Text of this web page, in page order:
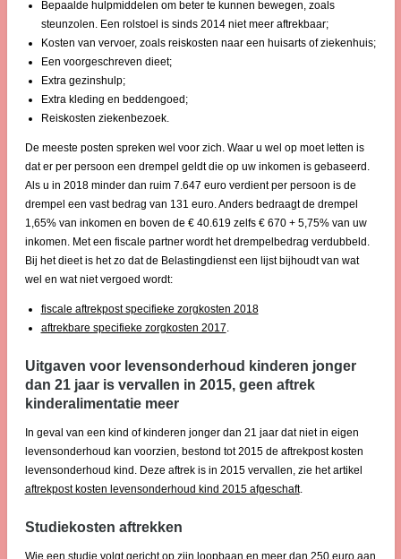
Bepaalde hulpmiddelen om beter te kunnen bewegen, zoals
steunzolen. Een rolstoel is sinds 2014 niet meer aftrekbaar;
Kosten van vervoer, zoals reiskosten naar een huisarts of ziekenhuis;
Een voorgeschreven dieet;
Extra gezinshulp;
Extra kleding en beddengoed;
Reiskosten ziekenbezoek.
De meeste posten spreken wel voor zich. Waar u wel op moet letten is
dat er per persoon een drempel geldt die op uw inkomen is gebaseerd.
Als u in 2018 minder dan ruim 7.647 euro verdient per persoon is de
drempel een vast bedrag van 131 euro. Anders bedraagt de drempel
1,65% van inkomen en boven de € 40.619 zelfs € 670 + 5,75% van uw
inkomen. Met een fiscale partner wordt het drempelbedrag verdubbeld.
Bij het dieet is het zo dat de Belastingdienst een lijst bijhoudt van wat
wel en wat niet vergoed wordt:
fiscale aftrekpost specifieke zorgkosten 2018
aftrekbare specifieke zorgkosten 2017.
Uitgaven voor levensonderhoud kinderen jonger
dan 21 jaar is vervallen in 2015, geen aftrek
kinderalimentatie meer
In geval van een kind of kinderen jonger dan 21 jaar dat niet in eigen
levensonderhoud kan voorzien, bestond tot 2015 de aftrekpost kosten
levensonderhoud kind. Deze aftrek is in 2015 vervallen, zie het artikel
aftrekpost kosten levensonderhoud kind 2015 afgeschaft.
Studiekosten aftrekken
Wie een studie volgt gericht op zijn loopbaan en meer dan 250 euro aan